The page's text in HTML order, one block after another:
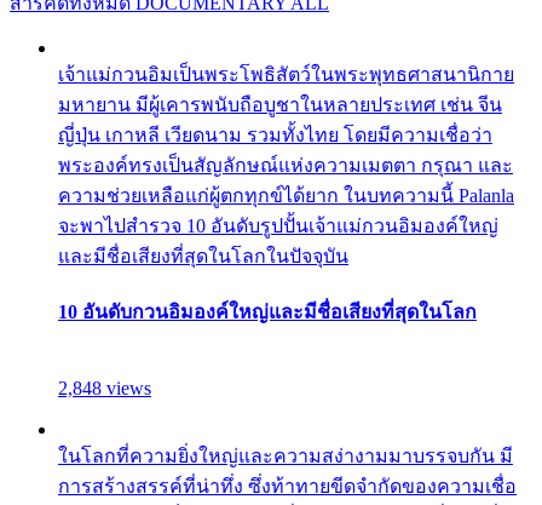
เจ้าแม่กวนอิมเป็นพระโพธิสัตว์ในพระพุทธศาสนานิกาย
มหายาน มีผู้เคารพนับถือบูชาในหลายประเทศ เช่น จีน
ญี่ปุ่น เกาหลี เวียดนาม รวมทั้งไทย โดยมีความเชื่อว่า
พระองค์ทรงเป็นสัญลักษณ์แห่งความเมตตา กรุณา และ
ความช่วยเหลือแก่ผู้ตกทุกข์ได้ยาก ในบทความนี้ Palanla
จะพาไปสำรวจ 10 อันดับรูปปั้นเจ้าแม่กวนอิมองค์ใหญ่
และมีชื่อเสียงที่สุดในโลกในปัจจุบัน
10 อันดับกวนอิมองค์ใหญ่และมีชื่อเสียงที่สุดในโลก
2,848 views
ในโลกที่ความยิ่งใหญ่และความสง่างามมาบรรจบกัน มี
การสร้างสรรค์ที่น่าทึ่ง ซึ่งท้าทายขีดจำกัดของความเชื่อ